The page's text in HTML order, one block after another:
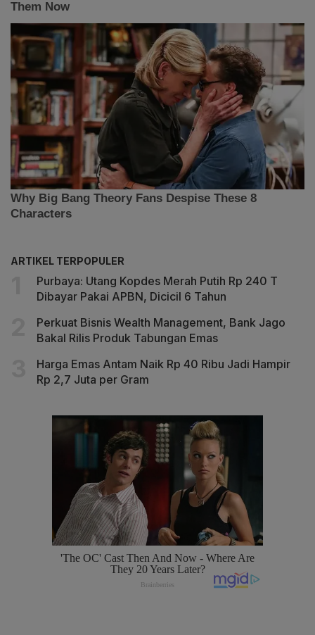
ARTIKEL TERPOPULER
Purbaya: Utang Kopdes Merah Putih Rp 240 T
Dibayar Pakai APBN, Dicicil 6 Tahun
Perkuat Bisnis Wealth Management, Bank Jago
Bakal Rilis Produk Tabungan Emas
Harga Emas Antam Naik Rp 40 Ribu Jadi Hampir
Rp 2,7 Juta per Gram